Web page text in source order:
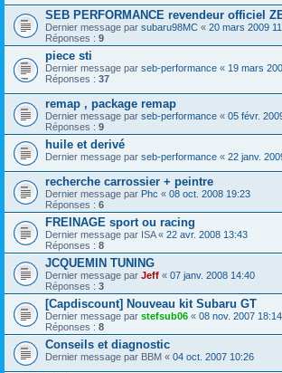
SEB PERFORMANCE revendeur officiel
Dernier message par subaru98MC « 20 mars 2009
Réponses : 9
piece sti
Dernier message par seb-performance « 19 mars
Réponses : 37
remap , package remap
Dernier message par seb-performance « 05 févr.
Réponses : 9
huile et derivé
Dernier message par seb-performance « 22 janv.
recherche carrossier + peintre
Dernier message par Phc « 08 oct. 2008 19:23
Réponses : 6
FREINAGE sport ou racing
Dernier message par ISA« 22 avr. 2008 13:43
Réponses : 8
JCQUEMIN TUNING
Dernier message par Jeff « 07 janv. 2008 14:40
Réponses : 3
[Capdiscount] Nouveau kit Subaru GT
Dernier message par stefsub06 « 08 nov. 2007 18:14
Réponses : 8
Conseils et diagnostic
Dernier message par BBM « 04 oct. 2007 10:26